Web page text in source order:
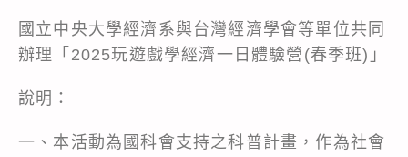
國立中央大學經濟系與台灣經濟學會等單位共同
辦理「2025玩遊戲學經濟一日體驗營(春季班)」
說明：
一、本活動為國科會支持之科普計畫，作為社會